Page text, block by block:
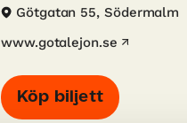
Götgatan 55, Södermalm
www.gotalejon.se
Köp biljett